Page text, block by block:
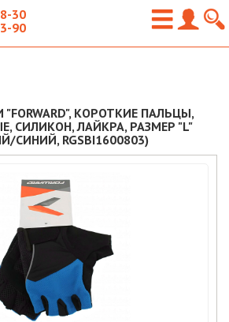
30
90
КОРОТКИЕ ПАЛЬЦЫ,
СИЛИКОН, ЛАЙКРА, РАЗМЕР "L"
СИНИЙ, RGSBI1600803)